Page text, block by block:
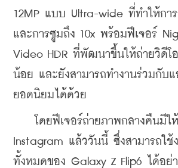
12MP แบบ Ultra-wide ที่ทำให้กา
และการซูมถึง 10x พร้อมฟีเจอร์
Video HDR ที่พัฒนาขึ้นให้ถ่ายวิดีโ
น้อย และยังสามารถทำงานร่วมกับแ
ยอดนิยมได้ด้วย
โดยฟีเจอร์ถ่ายภาพกลางคืนมีให้
Instagram แล้ววันนี้ ซึ่งสามารถใช้
ทั้งหมดของ Galaxy Z Flip6 ได้อย่า